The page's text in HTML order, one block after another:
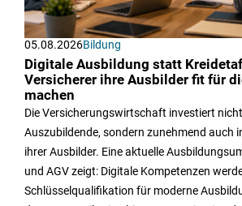
05.08.2026Bildung
Digitale Ausbildung statt
Versicherer ihre Ausbilder fit für
machen
Die Versicherungswirtschaft investiert
Auszubildende, sondern zunehmend auch
ihrer Ausbilder. Eine aktuelle
und AGV zeigt: Digitale Kompetenzen
Schlüsselqualifikation für moderne